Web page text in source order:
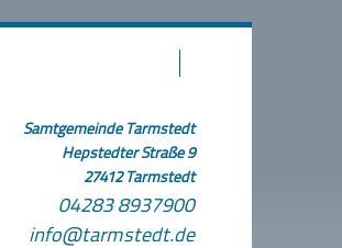
Samtgemeinde Tarmstedt
Hepstedter Straße 9
27412 Tarmstedt
04283 8937900
info@tarmstedt.de